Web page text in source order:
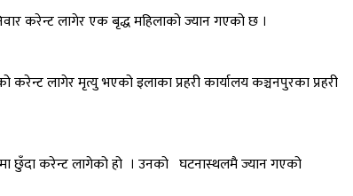
करेन्ट लागेर एक बृद्ध महिलाको ज्यान गएको छ ।
करेन्ट लागेर मृत्यु भएको इलाका प्रहरी कार्यालय कञ्चनपुरका प्रहरी
छुँदा करेन्ट लागेको हो । उनको घटनास्थलमै ज्यान गएको